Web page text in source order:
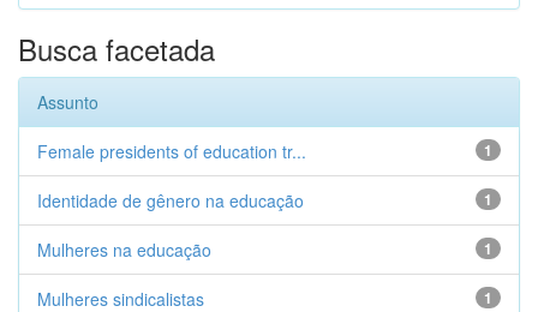
Busca facetada
Assunto
1
Female presidents of education tr...
1
Identidade de gênero na educação
1
Mulheres na educação
1
Mulheres sindicalistas